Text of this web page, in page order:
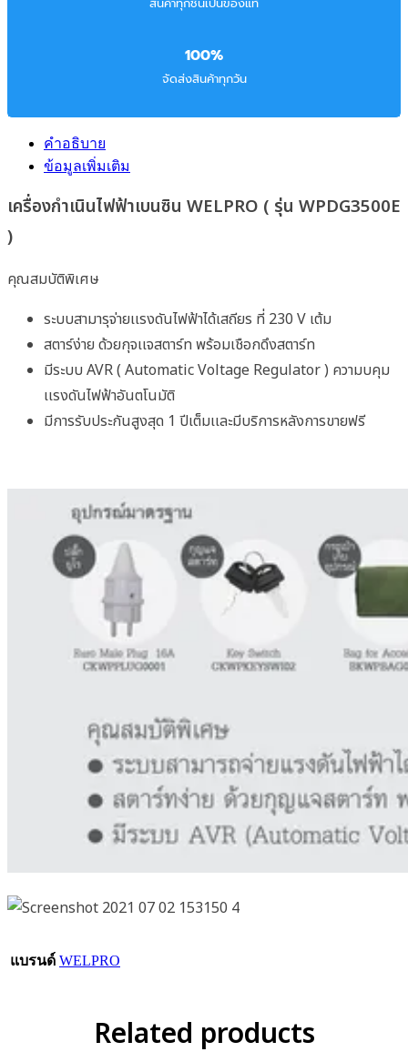
สินค้าทุกชิ้นเป็นของแท้
100%
จัดส่งสินค้าทุกวัน
คำอธิบาย
ข้อมูลเพิ่มเติม
เครื่องกำเนินไฟฟ้าเบนซิน WELPRO ( รุ่น WPDG3500E
)
คุณสมบัติพิเศษ
ระบบสามารุจ่ายเเรงดันไฟฟ้าได้เสถียร ที่ 230 V เต้ม
สตาร์ง่าย ด้วยกุจเเจสตาร์ท พร้อมเชือกดึงสตาร์ท
มีระบบ AVR ( Automatic Voltage Regulator ) ความบคุม
เเรงดันไฟฟ้าอันตโนมัติ
มีการรับประกันสูงสุด 1 ปีเต็มเเละมีบริการหลังการขายฟรี
แบรนด์ WELPRO
Related products